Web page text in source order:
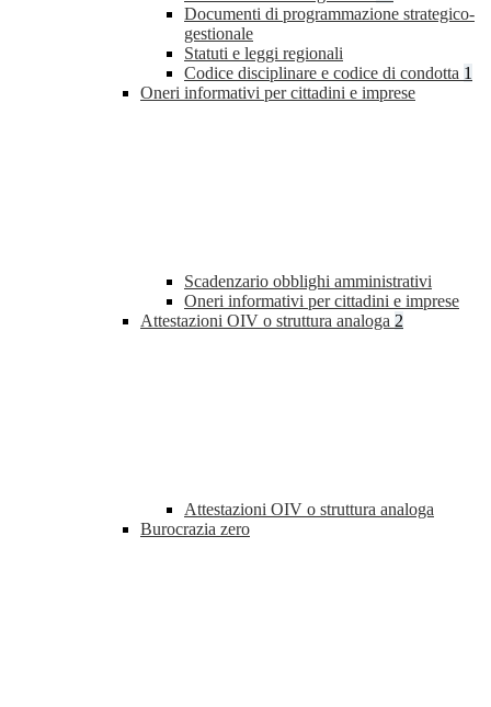
Documenti di programmazione strategico-
gestionale
Statuti e leggi regionali
Codice disciplinare e codice di condotta 1
Oneri informativi per cittadini e imprese
Scadenzario obblighi amministrativi
Oneri informativi per cittadini e imprese
Attestazioni OIV o struttura analoga 2
Attestazioni OIV o struttura analoga
Burocrazia zero